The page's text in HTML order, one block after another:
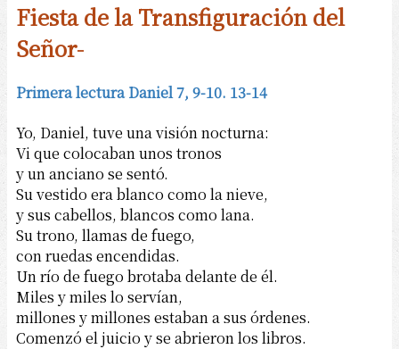
Fiesta de la Transfiguración del
Señor-
Primera lectura Daniel 7, 9-10. 13-14
Yo, Daniel, tuve una visión nocturna:
Vi que colocaban unos tronos
y un anciano se sentó.
Su vestido era blanco como la nieve,
y sus cabellos, blancos como lana.
Su trono, llamas de fuego,
con ruedas encendidas.
Un río de fuego brotaba delante de él.
Miles y miles lo servían,
millones y millones estaban a sus órdenes.
Comenzó el juicio y se abrieron los libros.